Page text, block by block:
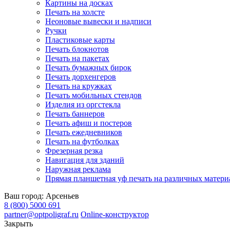
Картины на досках
Печать на холсте
Неоновые вывески и надписи
Ручки
Пластиковые карты
Печать блокнотов
Печать на пакетах
Печать бумажных бирок
Печать дорхенгеров
Печать на кружках
Печать мобильных стендов
Изделия из оргстекла
Печать баннеров
Печать афиш и постеров
Печать ежедневников
Печать на футболках
Фрезерная резка
Навигация для зданий
Наружная реклама
Прямая планшетная уф печать на различных
Ваш город: Арсеньев
8 (800) 5000 691
partner@optpoligraf.ru Online-конструктор
Закрыть